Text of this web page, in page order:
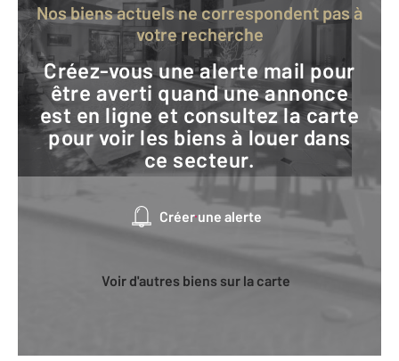
Nos biens actuels ne correspondent pas à
votre recherche
Créez-vous une alerte mail pour
être averti quand une annonce
est en ligne et consultez la carte
pour voir les biens à louer dans
ce secteur.
Créer une alerte
Voir d'autres biens sur la carte